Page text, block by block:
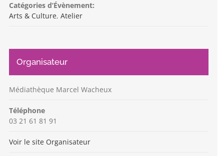
Catégories d’Évènement:
Arts & Culture, Atelier
Organisateur
Médiathèque Marcel Wacheux
Téléphone
03 21 61 81 91
Voir le site Organisateur